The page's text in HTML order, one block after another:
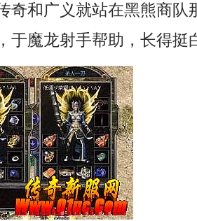
和广义就站在黑熊商队
于魔龙射手帮助，长得挺